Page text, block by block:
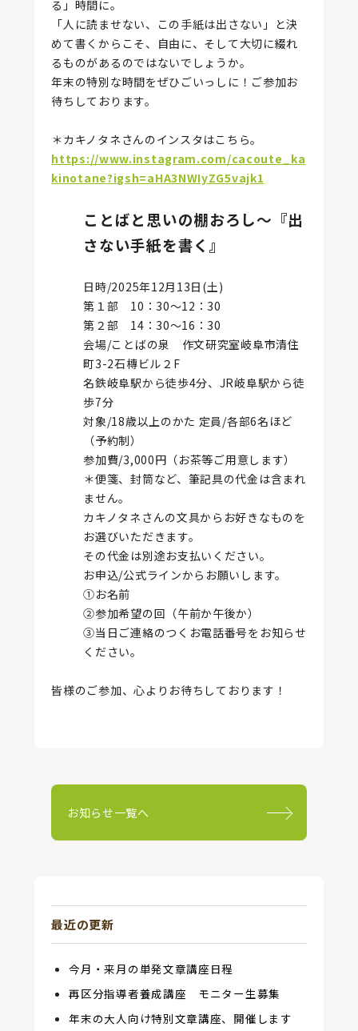
る」時間に。
「人に読ませない、この手紙は出さない」と決
めて書くからこそ、自由に、そして大切に綴れ
るものがあるのではないでしょうか。
年末の特別な時間をぜひごいっしに！ご参加お
待ちしております。
＊カキノタネさんのインスタはこちら。
https://www.instagram.com/cacoute_ka
kinotane?igsh=aHA3NWIyZG5vajk1
ことばと思いの棚おろし～ 『出
さない手紙を書く』
日時/2025年12月13日(土)
第１部 10：30～12：30
第２部 14：30～16：30
会場/ことばの泉 作文研究室岐阜市清住
町3-2石槫ビル２F
名鉄岐阜駅から徒歩4分、JR岐阜駅から徒
歩7分
対象/18歳以上のかた 定員/各部6名ほど
（予約制）
参加費/3,000円（お茶等ご用意します）
＊便箋、封筒など、筆記具の代金は含まれ
ません。
カキノタネさんの文具からお好きなものを
お選びいただきます。
その代金は別途お支払いください。
お申込/公式ラインからお願いします。
①お名前
②参加希望の回（午前か午後か）
③当日ご連絡のつくお電話番号をお知らせ
ください。
皆様のご参加、心よりお待ちしております！
お知らせ一覧へ
最近の更新
今月・来月の単発文章講座日程
再区分指導者養成講座 モニター生募集
年末の大人向け特別文章講座、開催します